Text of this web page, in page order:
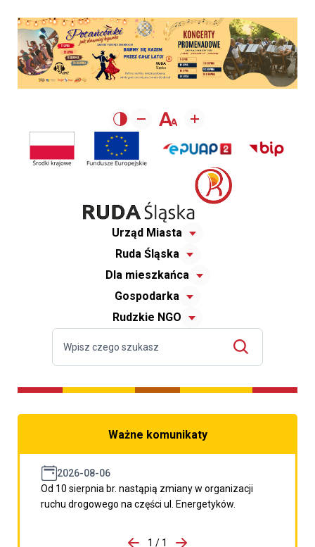
Urząd Miasta
Ruda Śląska
Dla mieszkańca
Gospodarka
Rudzkie NGO
Ważne komunikaty
2026-08-06
Od 10 sierpnia br. nastąpią zmiany w organizacji
ruchu drogowego na części ul. Energetyków.
porzpedniego komunikatu
1 / 1